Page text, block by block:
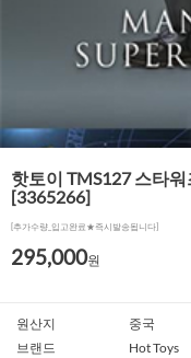
핫토이 TMS127 스타
[3365266]
[추가수량_입고완료★즉시발송됩니다]
295,000원
원산지
중국
브랜드
Hot Toys